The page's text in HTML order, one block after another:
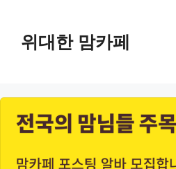
content위대한 맘카페